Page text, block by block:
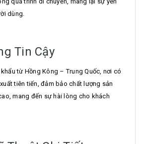
dùng.
Tin Cậy
từ Hồng Kông – Trung Quốc, nơi có
tiên tiến, đảm bảo chất lượng sản
mang đến sự hài lòng cho khách